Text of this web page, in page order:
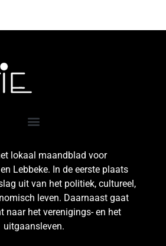
lokaal maandblad voor
Lebbeke. In de eerste plaats
uit van het politiek, cultureel,
leven. Daarnaast gaat
naar het verenigings- en het
uitgaansleven.